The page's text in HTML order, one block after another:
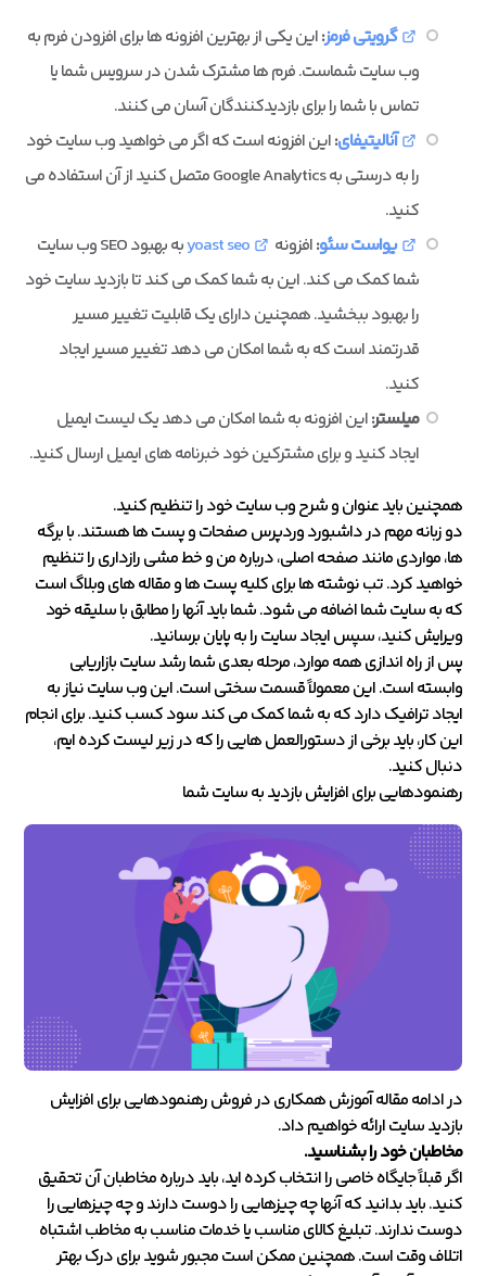
گرویتی فرمز:این یکی از بهترین افزونه ها برای افزودن فرم به
وب سایت شماست. فرم ها مشترک شدن در سرویس شما یا
تماس با شما را برای بازدیدکنندگان آسان می کنند.
آنالیتیفای:این افزونه است که اگر می خواهید وب سایت خود
را به درستی به Google Analytics متصل کنید از آن استفاده می
کنید.
یواست سئو:افزونه yoast seo
به بهبود SEO وب سایت
شما کمک می کند. این به شما کمک می کند تا بازدید سایت خود
را بهبود ببخشید. همچنین دارای یک قابلیت تغییر مسیر
قدرتمند است که به شما امکان می دهد تغییر مسیر ایجاد
کنید.
میلستر:این افزونه به شما امکان می دهد یک لیست ایمیل
ایجاد کنید و برای مشترکین خود خبرنامه های ایمیل ارسال کنید.
همچنین باید عنوان و شرح وب سایت خود را تنظیم کنید.
دو زبانه مهم در داشبورد وردپرس صفحات و پست ها هستند. با برگه
ها، مواردی مانند صفحه اصلی، درباره من و خط مشی رازداری را تنظیم
خواهید کرد. تب نوشته ها برای کلیه پست ها و مقاله های وبلاگ است
که به سایت شما اضافه می شود. شما باید آنها را مطابق با سلیقه خود
ویرایش کنید، سپس ایجاد سایت را به پایان برسانید.
پس از راه اندازی همه موارد، مرحله بعدی شما رشد سایت بازاریابی
وابسته است. این معمولاً قسمت سختی است. این وب سایت نیاز به
ایجاد ترافیک دارد که به شما کمک می کند سود کسب کنید. برای انجام
این کار، باید برخی از دستورالعمل هایی را که در زیر لیست کرده ایم،
دنبال کنید.
رهنمودهایی برای افزایش بازدید به سایت شما
در ادامه مقاله آموزش همکاری در فروش رهنمودهایی برای افزایش
بازدید سایت ارائه خواهیم داد.
مخاطبان خود را بشناسید.
اگر قبلاً جایگاه خاصی را انتخاب کرده اید، باید درباره مخاطبان آن تحقیق
کنید. باید بدانید که آنها چه چیزهایی را دوست دارند و چه چیزهایی را
دوست ندارند. تبلیغ کالای مناسب یا خدمات مناسب به مخاطب اشتباه
اتلاف وقت است. همچنین ممکن است مجبور شوید برای درک بهتر